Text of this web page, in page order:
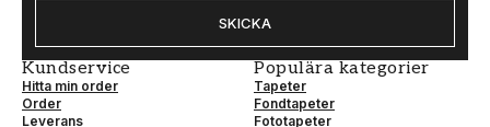
SKICKA
Kundservice
Hitta min order
Order
Leverans
Populära kategorier
Tapeter
Fondtapeter
Fototapeter